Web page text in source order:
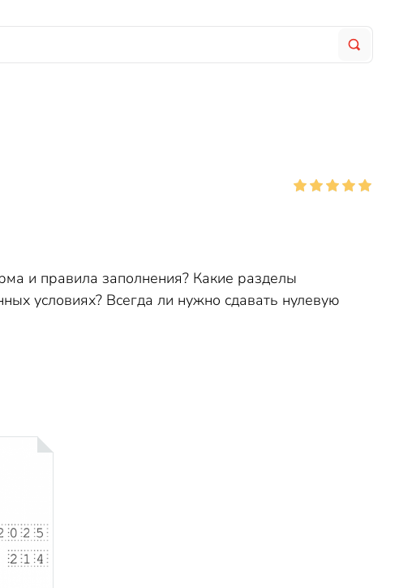
и правила заполнения? Какие разделы
условиях? Всегда ли нужно сдавать нулевую